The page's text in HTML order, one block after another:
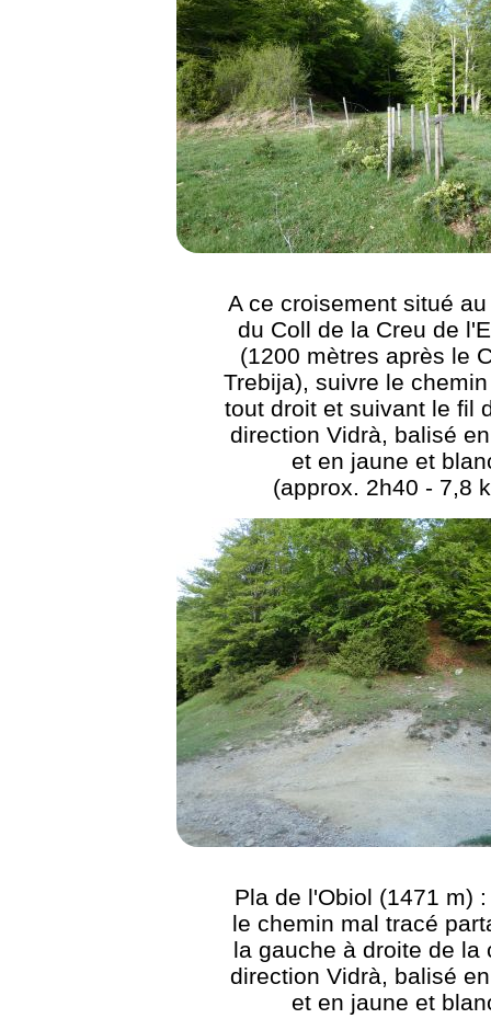
A ce croisement situé
du Coll de la Creu de
(1200 mètres après le
Trebija), suivre le
tout droit et suivant le fil
direction Vidrà, balisé
et en jaune et
(approx. 2h40 - 7,8
Pla de l'Obiol (1471 m)
le chemin mal tracé
la gauche à droite de la
direction Vidrà, balisé
et en jaune et